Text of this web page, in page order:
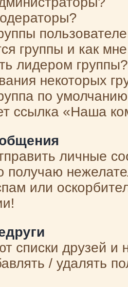
группы и как
лидером группы?
некоторых
по
ссылка «Наша
личные
получаю
или
списки друзей и
/ удалять